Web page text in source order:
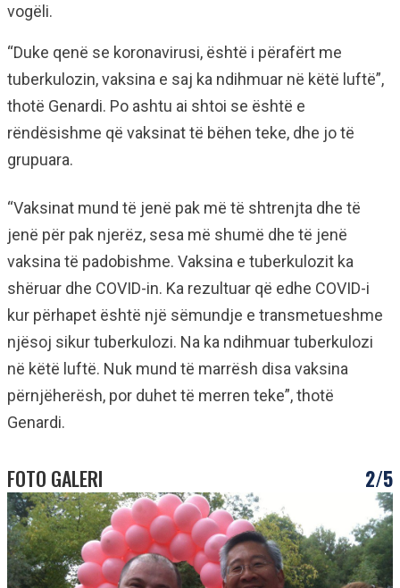
vogëli.
“Duke qenë se koronavirusi, është i përafërt me
tuberkulozin, vaksina e saj ka ndihmuar në këtë luftë”,
thotë Genardi. Po ashtu ai shtoi se është e
rëndësishme që vaksinat të bëhen teke, dhe jo të
grupuara.
“Vaksinat mund të jenë pak më të shtrenjta dhe të
jenë për pak njerëz, sesa më shumë dhe të jenë
vaksina të padobishme. Vaksina e tuberkulozit ka
shëruar dhe COVID-in. Ka rezultuar që edhe COVID-i
kur përhapet është një sëmundje e transmetueshme
njësoj sikur tuberkulozi. Na ka ndihmuar tuberkulozi
në këtë luftë. Nuk mund të marrësh disa vaksina
përnjëherësh, por duhet të merren teke”, thotë
Genardi.
FOTO GALERI 2/5